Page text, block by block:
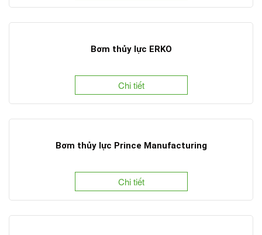
Bơm thủy lực ERKO
Chi tiết
Bơm thủy lực Prince Manufacturing
Chi tiết